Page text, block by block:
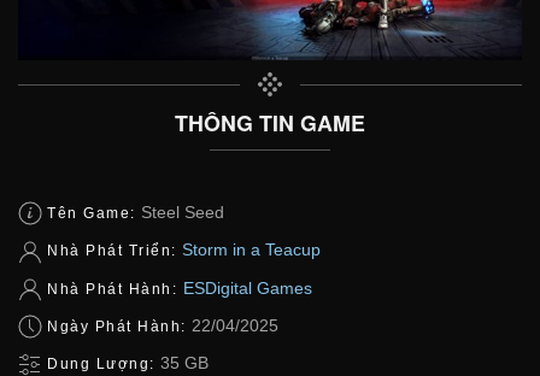
THÔNG TIN GAME
Tên Game: Steel Seed
Nhà Phát Triển: Storm in a Teacup
Nhà Phát Hành: ESDigital Games
Ngày Phát Hành: 22/04/2025
Dung Lượng: 35 GB